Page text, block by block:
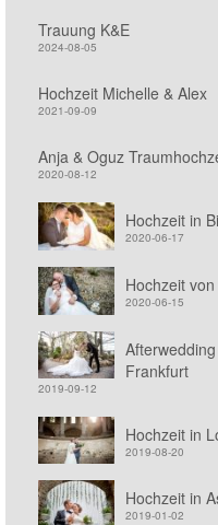
Trauung K&E
2024-08-05
Hochzeit Michelle & Alex
2021-09-09
Anja & Oguz
2020-08-12
Hochzeit in
2020-06-17
Hochzeit
2020-06-15
Frankfurt
2019-09-12
Hochzeit in
2019-08-20
Hochzeit in
2019-01-02